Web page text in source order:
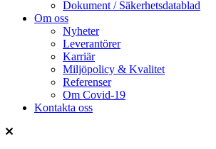
Dokument / Säkerhetsdatablad
Om oss
Nyheter
Leverantörer
Karriär
Miljöpolicy & Kvalitet
Referenser
Om Covid-19
Kontakta oss